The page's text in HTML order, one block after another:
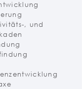
, und